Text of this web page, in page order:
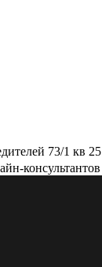
73/1 кв 25
консультантов